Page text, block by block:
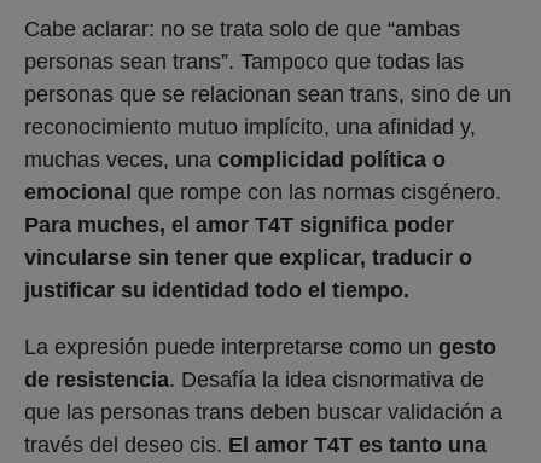
Cabe aclarar: no se trata solo de que “ambas
personas sean trans”. Tampoco que todas las
personas que se relacionan sean trans, sino de un
reconocimiento mutuo implícito, una afinidad y,
muchas veces, una complicidad política o
emocional que rompe con las normas cisgénero.
Para muches, el amor T4T significa poder
vincularse sin tener que explicar, traducir o
justificar su identidad todo el tiempo.
La expresión puede interpretarse como un gesto
de resistencia. Desafía la idea cisnormativa de
que las personas trans deben buscar validación a
través del deseo cis. El amor T4T es tanto una